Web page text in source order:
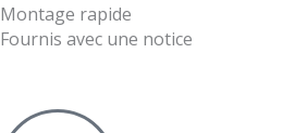
Montage rapide
Fournis avec une notice